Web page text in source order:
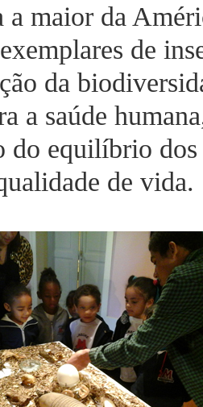
a maior da
de
da
a saúde
do equilíbrio dos
de vida.